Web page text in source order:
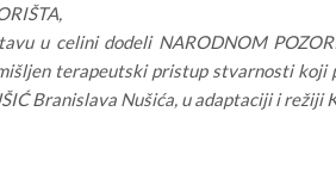
u celini dodeli NARODNOM
terapeutski pristup stvarnosti
Branislava Nušića, u adaptaciji i režiji